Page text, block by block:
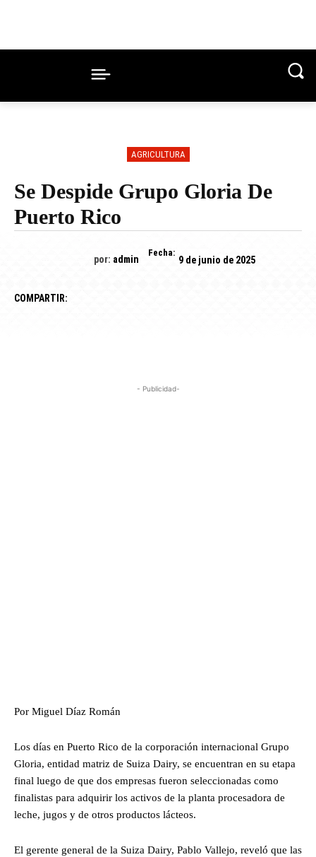
AGRICULTURA
Se Despide Grupo Gloria De
Puerto Rico
por: admin
Fecha:
9 de junio de 2025
COMPARTIR:
- Publicidad-
Por Miguel Díaz Román
Los días en Puerto Rico de la corporación internacional Grupo
Gloria, entidad matriz de Suiza Dairy, se encuentran en su etapa
final luego de que dos empresas fueron seleccionadas como
finalistas para adquirir los activos de la planta procesadora de
leche, jugos y de otros productos lácteos.
El gerente general de la Suiza Dairy, Pablo Vallejo, reveló que las